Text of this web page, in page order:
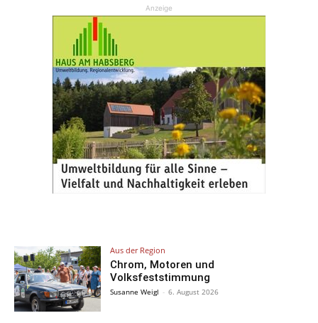
Anzeige
Aus der Region
Chrom, Motoren und
Volksfeststimmung
Susanne Weigl - 6. August 2026